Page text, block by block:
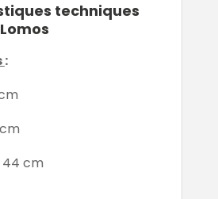
techniques
:
44 cm